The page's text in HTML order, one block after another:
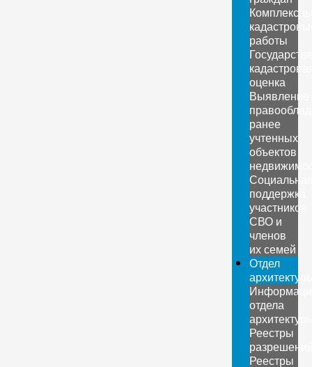
работы
оценка
Выявление
ранее
учтенных
объектов
поддержка
участников
СВО и
членов
их семей
Отдел
отдела
Реестры
Реестры